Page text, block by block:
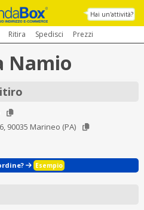
Hai un'attività?
Ritira Spedisci Prezzi
Namio
90035 Marineo (PA)
Esempio